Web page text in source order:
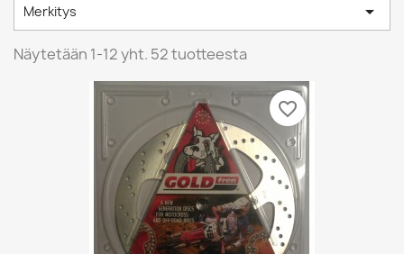
Merkitys 
Näytetään 1-12 yht. 52 tuotteesta
favorite_border